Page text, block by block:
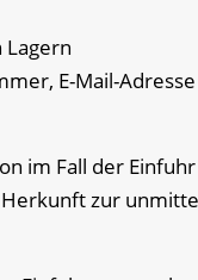
E-Mail-Adresse
im Fall der
zur